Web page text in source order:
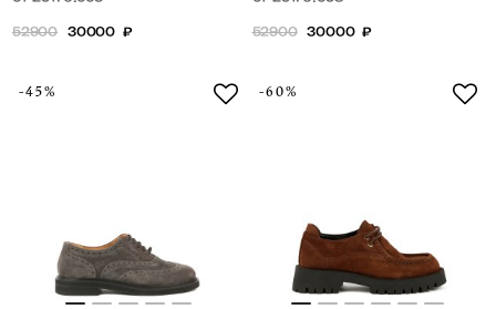
52900 30000 ₽ 52900 30000 ₽
-45% -60%